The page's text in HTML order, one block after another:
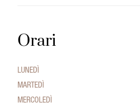
Orari
LUNEDÌ
MARTEDÌ
MERCOLEDÌ